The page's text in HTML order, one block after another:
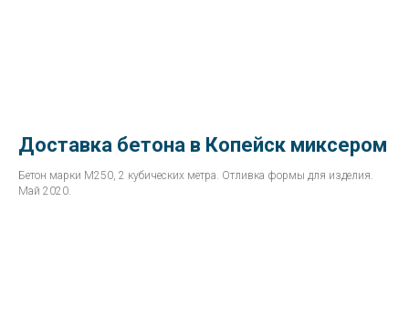
Доставка бетона в Копейск миксером
Бетон марки М250, 2 кубических метра. Отливка формы для изделия.
Май 2020.